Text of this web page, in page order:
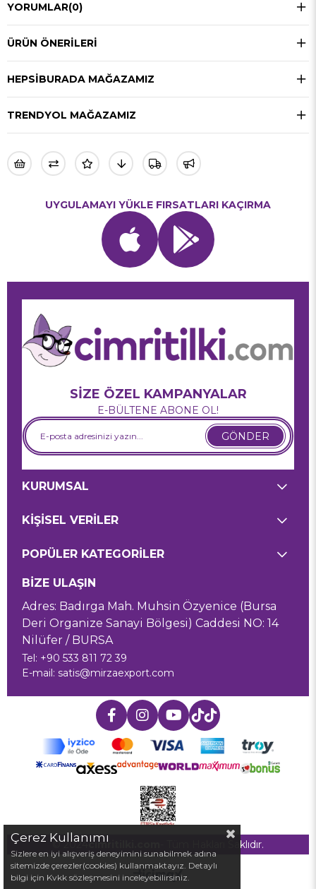
YORUMLAR(0)
ÜRÜN ÖNERILERI
HEPSIBURADA MAĞAZAMIZ
TRENDYOL MAĞAZAMIZ
UYGULAMAYI YÜKLE FIRSATLARI KAÇIRMA
SİZE ÖZEL KAMPANYALAR
E-BÜLTENE ABONE OL!
GÖNDER
KURUMSAL
KİŞİSEL VERİLER
POPÜLER KATEGORİLER
BİZE ULAŞIN
Adres: Badırga Mah. Muhsin Özyenice (Bursa
Deri Organize Sanayi Bölgesi) Caddesi NO: 14
Nilüfer / BURSA
Tel: +90 533 811 72 39
E-mail: satis@mirzaexport.com
© 2024cimritilki.com - Tüm Hakları Saklıdır.
Çerez Kullanımı
Sizlere en iyi alışveriş deneyimini sunabilmek adına
sitemizde çerezler(cookies) kullanmaktayız. Detaylı
bilgi için Kvkk sözleşmesini inceleyebilirsiniz.